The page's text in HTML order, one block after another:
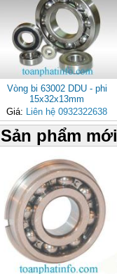
Vòng bi 63002 DDU - phi
15x32x13mm
Giá: Liên hệ 0932322638
Sản phẩm mới